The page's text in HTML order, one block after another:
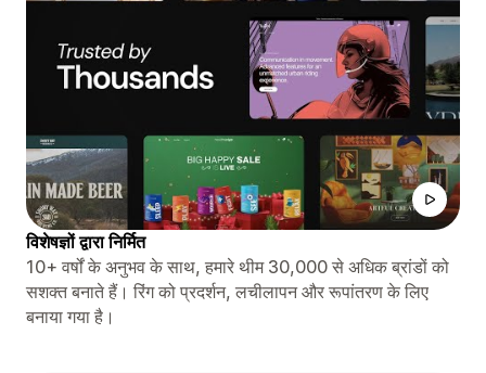
विशेषज्ञों द्वारा निर्मित
10+ वर्षों के अनुभव के साथ, हमारे थीम 30,000 से अधिक ब्रांडों को
सशक्त बनाते हैं। रिंग को प्रदर्शन, लचीलापन और रूपांतरण के लिए
बनाया गया है।